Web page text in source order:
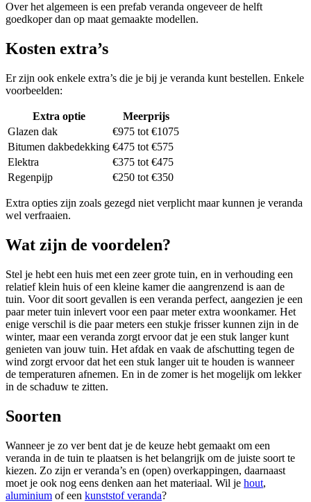
Over het algemeen is een prefab veranda ongeveer de helft
goedkoper dan op maat gemaakte modellen.
Kosten extra’s
Er zijn ook enkele extra’s die je bij je veranda kunt bestellen. Enkele
voorbeelden:
Extra optie
Meerprijs
Glazen dak
€975 tot €1075
Bitumen dakbedekking €475 tot €575
Elektra
€375 tot €475
Regenpijp
€250 tot €350
Extra opties zijn zoals gezegd niet verplicht maar kunnen je veranda
wel verfraaien.
Wat zijn de voordelen?
Stel je hebt een huis met een zeer grote tuin, en in verhouding een
relatief klein huis of een kleine kamer die aangrenzend is aan de
tuin. Voor dit soort gevallen is een veranda perfect, aangezien je een
paar meter tuin inlevert voor een paar meter extra woonkamer. Het
enige verschil is die paar meters een stukje frisser kunnen zijn in de
winter, maar een veranda zorgt ervoor dat je een stuk langer kunt
genieten van jouw tuin. Het afdak en vaak de afschutting tegen de
wind zorgt ervoor dat het een stuk langer uit te houden is wanneer
de temperaturen afnemen. En in de zomer is het mogelijk om lekker
in de schaduw te zitten.
Soorten
Wanneer je zo ver bent dat je de keuze hebt gemaakt om een
veranda in de tuin te plaatsen is het belangrijk om de juiste soort te
kiezen. Zo zijn er veranda’s en (open) overkappingen, daarnaast
moet je ook nog eens denken aan het materiaal. Wil je hout,
aluminium of een kunststof veranda?